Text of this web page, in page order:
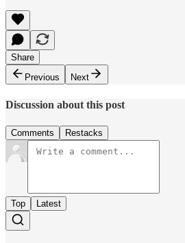
Share
Previous
Next
Discussion about this post
Comments Restacks
Top Latest